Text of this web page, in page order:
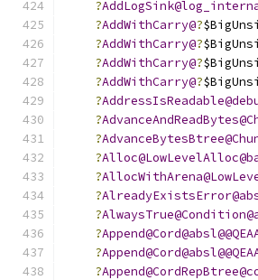
?
?AddWithCarry@?
?AddWithCarry@?
?AddWithCarry@?
?AddWithCarry@?
?
?
?
?
?
?
?
?
?
?